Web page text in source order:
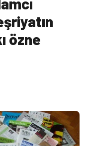
özne